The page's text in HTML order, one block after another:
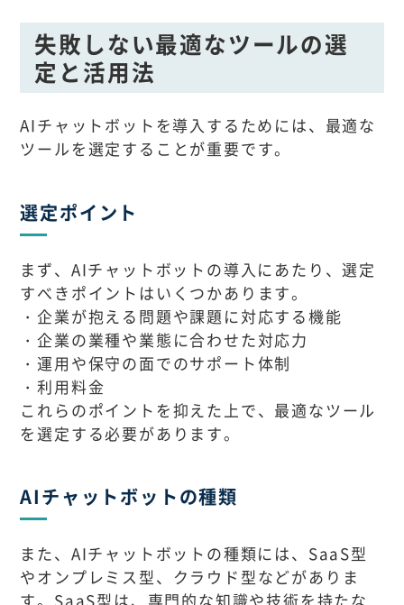
失敗しない最適なツールの選
定と活用法
AIチャットボットを導入するためには、最適な
ツールを選定することが重要です。
選定ポイント
まず、AIチャットボットの導入にあたり、選定
すべきポイントはいくつかあります。
・企業が抱える問題や課題に対応する機能
・企業の業種や業態に合わせた対応力
・運用や保守の面でのサポート体制
・利用料金
これらのポイントを抑えた上で、最適なツール
を選定する必要があります。
AIチャットボットの種類
また、AIチャットボットの種類には、SaaS型
やオンプレミス型、クラウド型などがありま
す。SaaS型は、専門的な知識や技術を持たな